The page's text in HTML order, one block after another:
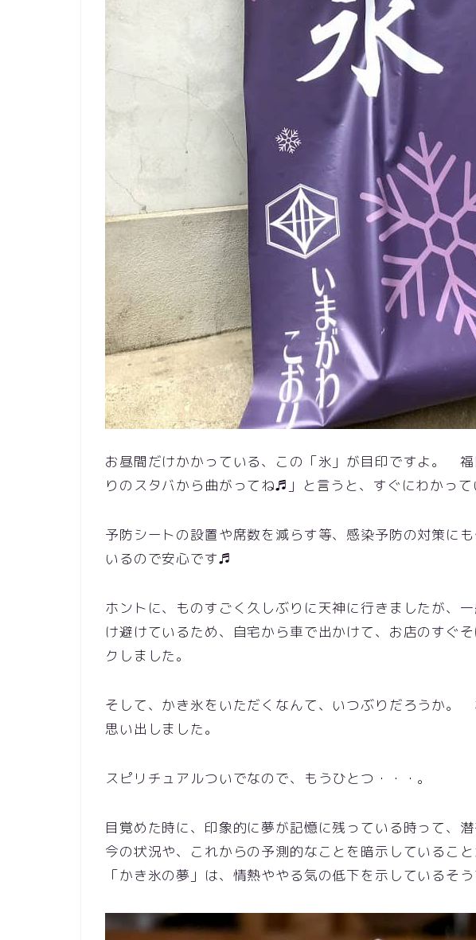
お昼間だけかかっている、この「氷」が目印ですよ。
りのスタバから曲がってね♬」と言うと、すぐにわかって
予防シートの設置や席数を減らす等、感染予防の対策に
いるので安心です♬
ホントに、ものすごく久しぶりに天神に行きましたが、
け避けているため、自宅から車で出かけて、お店のすぐ
クしました。
そして、かき氷をいただくなんて、いつぶりだろうか。
思い出しました。
スピリチュアルついでなので、もうひとつ・・・。
目覚めた時に、印象的に夢が記憶に残っている時って、
今の状況や、これからの予測的なことを暗示していること
「かき氷の夢」は、情熱ややる気の低下を示している